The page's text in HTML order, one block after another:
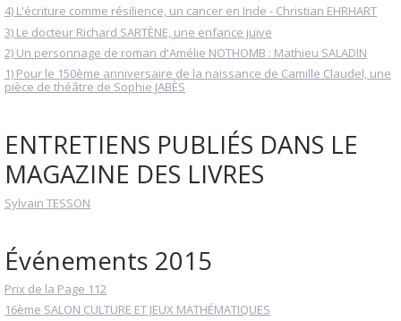
4) L'écriture comme résilience, un cancer en Inde - Christian EHRHART
3) Le docteur Richard SARTÈNE, une enfance juive
2) Un personnage de roman d'Amélie NOTHOMB : Mathieu SALADIN
1) Pour le 150ème anniversaire de la naissance de Camille Claudel, une
pièce de théâtre de Sophie JABÈS
ENTRETIENS PUBLIÉS DANS LE
MAGAZINE DES LIVRES
Sylvain TESSON
Événements 2015
Prix de la Page 112
16ème SALON CULTURE ET JEUX MATHÉMATIQUES